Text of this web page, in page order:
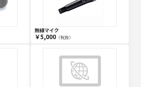
無線マイク
￥5,000（税抜）